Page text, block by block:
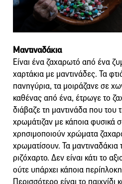
Μαντιναδάκια
Είναι ένα ζαχαρωτό από ένα
χαρτάκια με μαντινάδες. Τα
πανηγύρια, τα μοιράζανε σε
καθένας από ένα, έτρωγε το
διάβαζε τη μαντινάδα που του
χρωμάτιζαν με κάποια φυσικά
χρησιμοποιούν χρώματα
χρωματίσουν. Τα
ριζόχαρτο. Δεν είναι κάτι το
ούτε υπάρχει κάποια
Περισσότερο είναι το